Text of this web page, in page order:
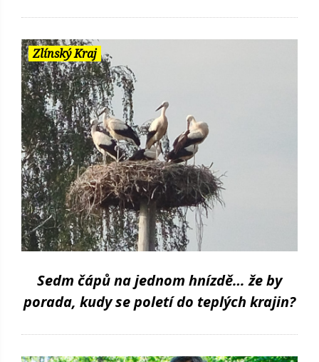
Zlínský Kraj
Sedm čápů na jednom hnízdě… že by
porada, kudy se poletí do teplých krajin?